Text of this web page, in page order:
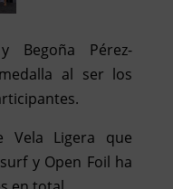
Begoña Pérez-
al ser los
Vela Ligera que
y Open Foil ha